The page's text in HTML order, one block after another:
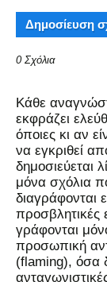
Δημοσίευση
0 Σχόλια
Kάθε
εκφράζει
όποιες κι αν
να εγκριθεί
δημοσιεύεται
μόνα σχόλια
διαγράφονται
προσβλητικές
γράφονται
προσωπική
(flaming), όσα